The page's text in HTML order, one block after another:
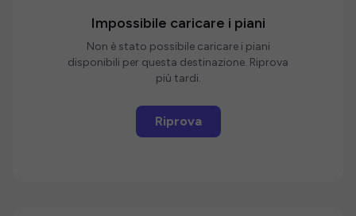
Impossibile caricare i piani
Non è stato possibile caricare i piani
disponibili per questa destinazione. Riprova
più tardi.
Riprova